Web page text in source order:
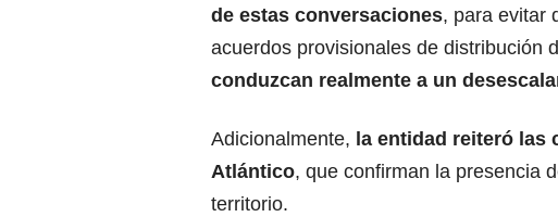
de estas conversaciones, para evitar
acuerdos provisionales de distribución
conduzcan realmente a un
Adicionalmente, la entidad reiteró las
Atlántico, que confirman la presencia
territorio.